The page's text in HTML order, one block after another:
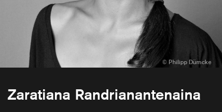
Zaratiana Randrianantenaina